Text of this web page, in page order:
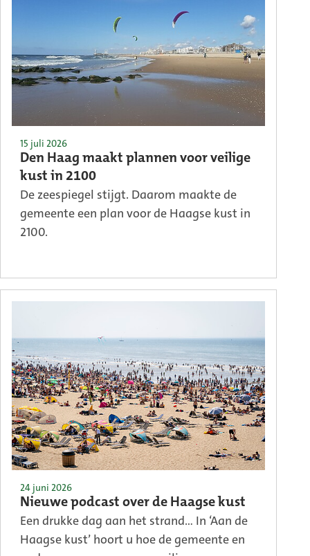
Den Haag maakt plannen voor veilige
kust in 2100
15 juli 2026
De zeespiegel stijgt. Daarom maakte de
gemeente een plan voor de Haagse kust in
2100.
Nieuwe podcast over de Haagse kust
24 juni 2026
Een drukke dag aan het strand… In ‘Aan de
Haagse kust’ hoort u hoe de gemeente en